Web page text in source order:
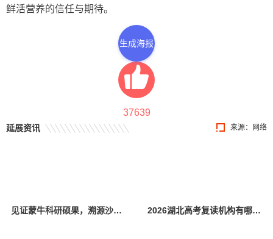
鲜活营养的信任与期待。
生成海报
37639
来源：网络
延展资讯
见证蒙牛科研硕果，溯源沙漠有机品质——蒙牛瑞哺恩新品战略发布会前瞻 2026湖北高考复读机构有哪些：全省主流正规机构横向盘点与适配推荐